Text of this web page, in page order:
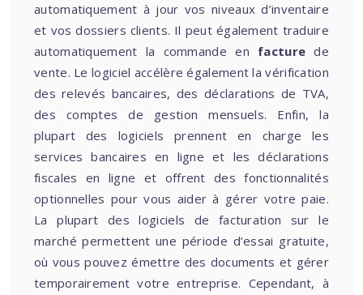
automatiquement à jour vos niveaux d’inventaire
et vos dossiers clients. Il peut également traduire
automatiquement la commande en facture de
vente. Le logiciel accélère également la vérification
des relevés bancaires, des déclarations de TVA,
des comptes de gestion mensuels. Enfin, la
plupart des logiciels prennent en charge les
services bancaires en ligne et les déclarations
fiscales en ligne et offrent des fonctionnalités
optionnelles pour vous aider à gérer votre paie.
La plupart des logiciels de facturation sur le
marché permettent une période d’essai gratuite,
où vous pouvez émettre des documents et gérer
temporairement votre entreprise. Cependant, à